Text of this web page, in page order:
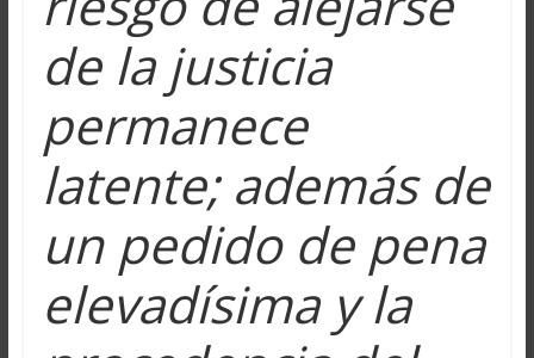
de la justicia
permanece
latente; además de
un pedido de pena
elevadísima y la